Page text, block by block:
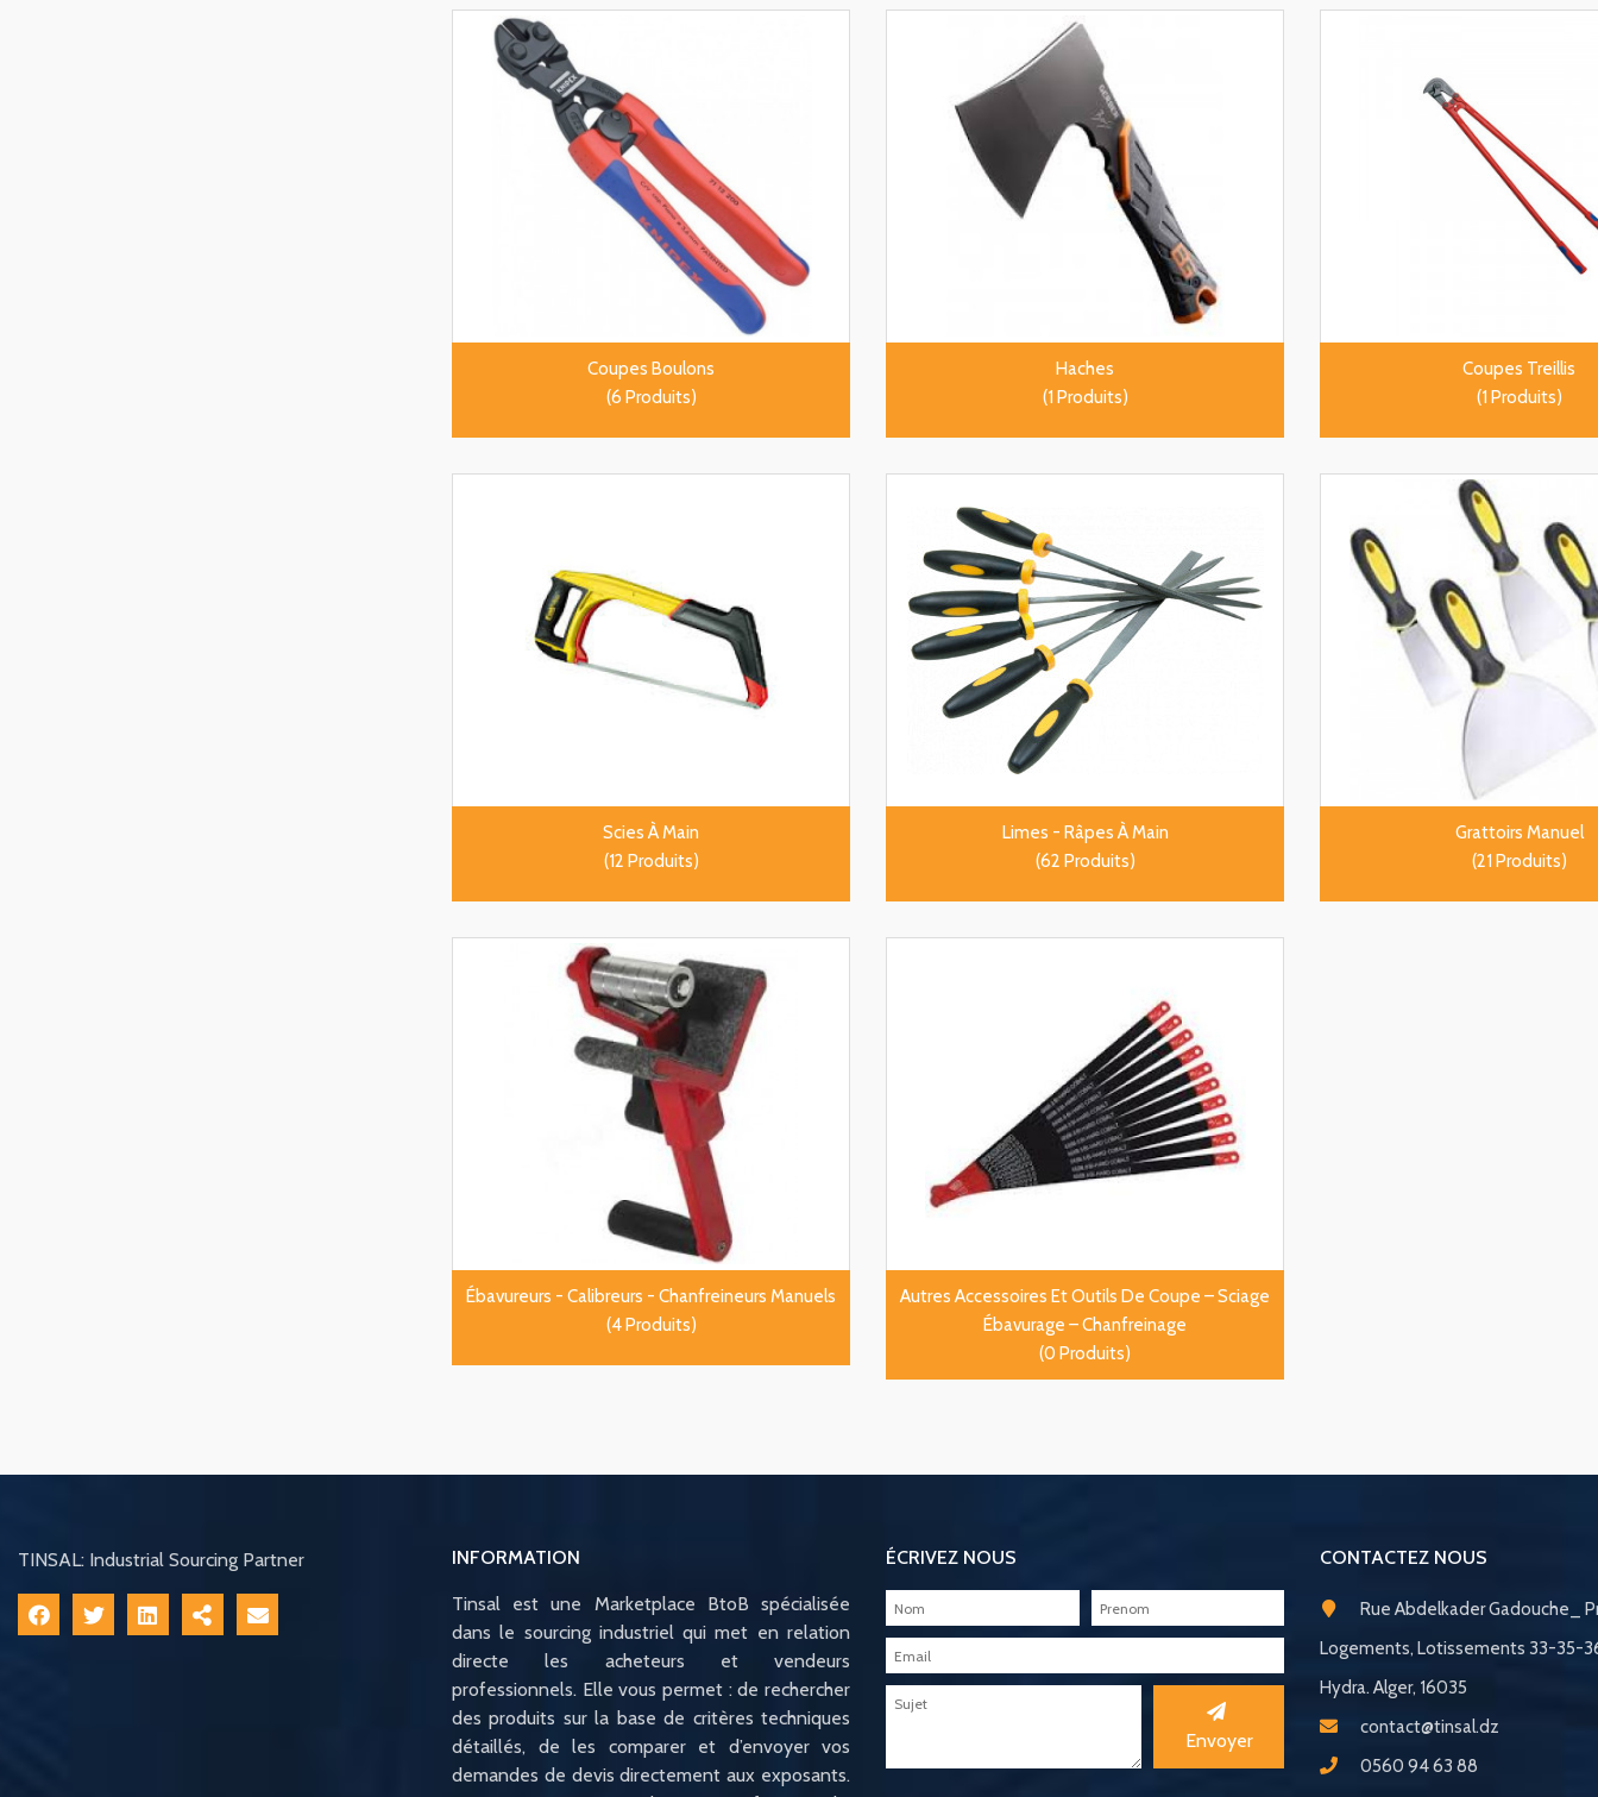
Coupes Boulons
(6 Produits)
Haches
(1 Produits)
Coupes Treillis
(1 Produits)
Scies À Main
(12 Produits)
Limes - Râpes À Main
(62 Produits)
Grattoirs Manuel
(21 Produits)
Ébavureurs - Calibreurs - Chanfreineurs Manuels
(4 Produits)
Autres Accessoires Et Outils De Coupe – Sciage
Ébavurage – Chanfreinage
(0 Produits)
TINSAL: Industrial Sourcing Partner INFORMATION
Tinsal est une Marketplace BtoB spécialisée
dans le sourcing industriel qui met en relation
directe les acheteurs et vendeurs
professionnels. Elle vous permet : de rechercher
des produits sur la base de critères techniques
détaillés, de les comparer et d’envoyer vos
demandes de devis directement aux exposants.
ÉCRIVEZ NOUS
Envoyer
CONTACTEZ NOUS
Rue Abdelkader Gadouche_
Logements, Lotissements 33-35-
Hydra. Alger, 16035
contact@tinsal.dz
0560 94 63 88